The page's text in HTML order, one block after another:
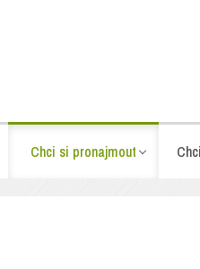
Chci si pronajmout